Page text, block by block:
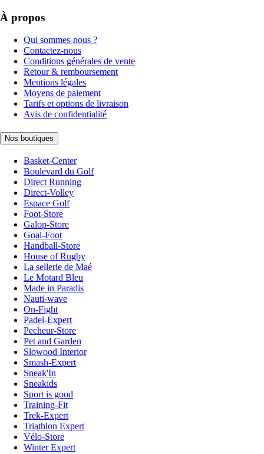
À propos
Qui sommes-nous ?
Contactez-nous
Conditions générales de vente
Retour & remboursement
Mentions légales
Moyens de paiement
Tarifs et options de livraison
Avis de confidentialité
Nos boutiques
Basket-Center
Boulevard du Golf
Direct Running
Direct-Volley
Espace Golf
Foot-Store
Galop-Store
Goal-Foot
Handball-Store
House of Rugby
La sellerie de Maé
Le Motard Bleu
Made in Paradis
Nauti-wave
On-Fight
Padel-Expert
Pecheur-Store
Pet and Garden
Slowood Interior
Smash-Expert
Sneak'In
Sneakids
Sport is good
Training-Fit
Trek-Expert
Triathlon Expert
Vélo-Store
Winter Expert